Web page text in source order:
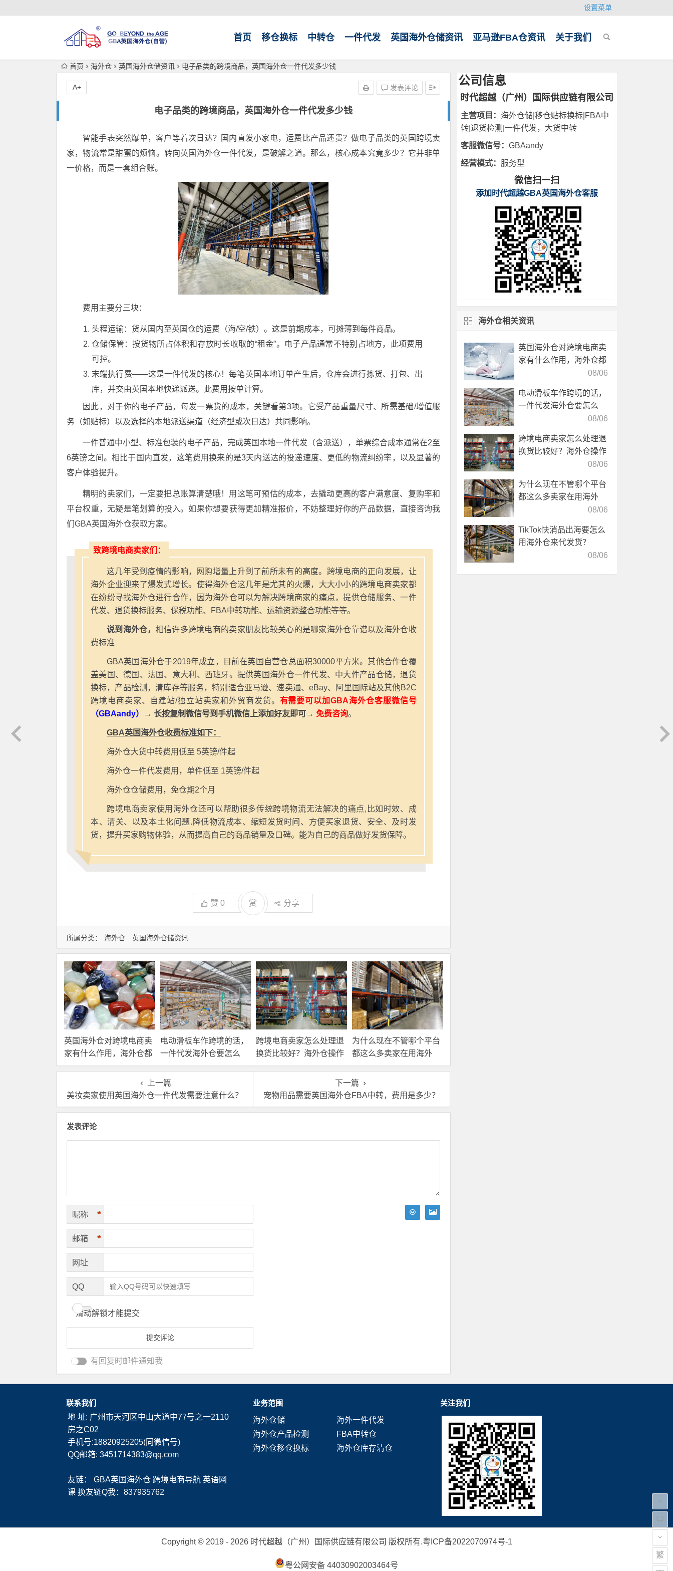
设置菜单
首页 移仓换标 中转仓 一件代发 英国海外仓储资讯 亚马逊FBA仓资讯 关于我们
首页 海外仓 英国海外仓储资讯 电子品类的跨境商品，英国海外仓一件代发多少钱
电子品类的跨境商品，英国海外仓一件代发多少钱
发表评论
A+
所属分类： 海外仓 英国海外仓储资讯
智能手表突然爆单，客户等着次日达？国内直发小家电，运费比产品还贵？做电子品类的英国跨境卖
家，物流常是甜蜜的烦恼。转向英国海外仓一件代发，是破解之道。那么，核心成本究竟多少？它并非单
一价格，而是一套组合账。
费用主要分三块：
头程运输：货从国内至英国仓的运费（海/空/铁）。这是前期成本，可摊薄到每件商品。
仓储保管：按货物所占体积和存放时长收取的“租金”。电子产品通常不特别占地方，此项费用
可控。
末端执行费——这是一件代发的核心！每笔英国本地订单产生后，仓库会进行拣货、打包、出
库，并交由英国本地快递派送。此费用按单计算。
因此，对于你的电子产品，每发一票货的成本，关键看第3项。它受产品重量尺寸、所需基础/增值服
务（如贴标）以及选择的本地派送渠道（经济型或次日达）共同影响。
一件普通中小型、标准包装的电子产品，完成英国本地一件代发（含派送），单票综合成本通常在2至
6英镑之间。相比于国内直发，这笔费用换来的是3天内送达的投递速度、更低的物流纠纷率，以及显著的
客户体验提升。
精明的卖家们，一定要把总账算清楚哦！用这笔可预估的成本，去撬动更高的客户满意度、复购率和
平台权重，无疑是笔划算的投入。如果你想要获得更加精准报价，不妨整理好你的产品数据，直接咨询我
们GBA英国海外仓获取方案。
致跨境电商卖家们：
这几年受到疫情的影响，网购增量上升到了前所未有的高度。跨境电商的正向发展，让
海外企业迎来了爆发式增长。使得海外仓这几年是尤其的火爆，大大小小的跨境电商卖家都
在纷纷寻找海外仓进行合作，因为海外仓可以为解决跨境商家的痛点，提供仓储服务、一件
代发、退货换标服务、保税功能、FBA中转功能、运输资源整合功能等等。
说到海外仓， 相信许多跨境电商的卖家朋友比较关心的是哪家海外仓靠谱以及海外仓收
费标准
GBA英国海外仓于2019年成立，目前在英国自营仓总面积30000平方米。其他合作仓覆
盖美国、德国、法国、意大利、西班牙。提供英国海外仓一件代发、中大件产品仓储，退货
换标，产品检测，清库存等服务，特别适合亚马逊、速卖通、eBay、阿里国际站及其他B2C
跨境电商卖家、自建站/独立站卖家和外贸商发货。 有需要可以加GBA海外仓客服微信号
（GBAandy）
→ 长按复制微信号到手机微信上添加好友即可→ 免费咨询。
GBA英国海外仓收费标准如下：
海外仓大货中转费用低至 5英镑/件起
海外仓一件代发费用，单件低至 1英镑/件起
海外仓仓储费用，免仓期2个月
跨境电商卖家使用海外仓还可以帮助很多传统跨境物流无法解决的痛点,比如时效、成
本、清关、以及本土化问题.降低物流成本、缩短发货时间、方便买家退货、安全、及时发
货，提升买家购物体验，从而提高自己的商品销量及口碑。能为自己的商品做好发货保障。
赞 0 赏 分享
英国海外仓对跨境电商卖
家有什么作用，海外仓都
有哪些核心服务？
电动滑板车作跨境的话，
一件代发海外仓要怎么
选？
跨境电商卖家怎么处理退
换货比较好？海外仓操作
靠谱吗？
为什么现在不管哪个平台
都这么多卖家在用海外
仓？
上一篇
美妆卖家使用英国海外仓一件代发需要注意什么？
下一篇
宠物用品需要英国海外仓FBA中转，费用是多少？
发表评论
昵称 *
邮箱 *
网址
QQ
滑动解锁才能提交
有回复时邮件通知我
公司信息
时代超越（广州）国际供应链有限公司
主营项目： 海外仓储|移仓贴标换标|FBA中
转|退货检测|一件代发，大货中转
客服微信号： GBAandy
经营模式： 服务型
微信扫一扫
添加时代超越GBA英国海外仓客服
海外仓相关资讯
英国海外仓对跨境电商卖
家有什么作用，海外仓都
08/06
电动滑板车作跨境的话，
一件代发海外仓要怎么
08/06
跨境电商卖家怎么处理退
换货比较好？海外仓操作
08/06
为什么现在不管哪个平台
都这么多卖家在用海外
08/06
TikTok快消品出海要怎么
用海外仓来代发货？
08/06
联系我们
地 址: 广州市天河区中山大道中77号之一2110
房之C02
手机号:18820925205(同微信号)
QQ邮箱: 3451714383@qq.com
友链： GBA英国海外仓 跨境电商导航 英语网
课 换友链Q我：837935762
业务范围
海外仓储
海外一件代发
海外仓产品检测
FBA中转仓
海外仓移仓换标
海外仓库存清仓
关注我们
Copyright © 2019 - 2026 时代超越（广州）国际供应链有限公司 版权所有.粤ICP备2022070974号-1
粤公网安备 44030902003464号
繁